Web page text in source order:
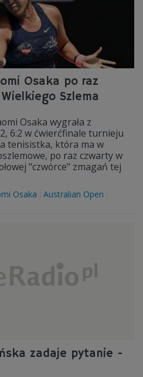
Osaka po raz
Szlema
Osaka wygrała z
6:2 w ćwierćfinale turnieju
tenisistka, która ma w
po raz czwarty w
"czwórce" zmagań tej
Osaka
Australian Open
zadaje pytanie -